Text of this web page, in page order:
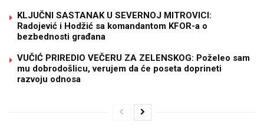
KLJUČNI SASTANAK U SEVERNOJ MITROVICI:
Radojević i Hodžić sa komandantom KFOR-a o
bezbednosti građana
VUČIĆ PRIREDIO VEČERU ZA ZELENSKOG: Poželeo sam
mu dobrodošlicu, verujem da će poseta doprineti
razvoju odnosa